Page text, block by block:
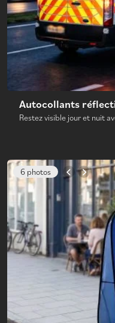
Autocollants
Restez visible jour et nuit
6 photos